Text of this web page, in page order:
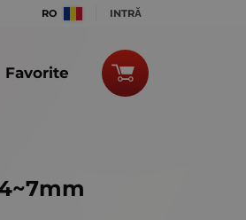
RO INTRĂ
Favorite